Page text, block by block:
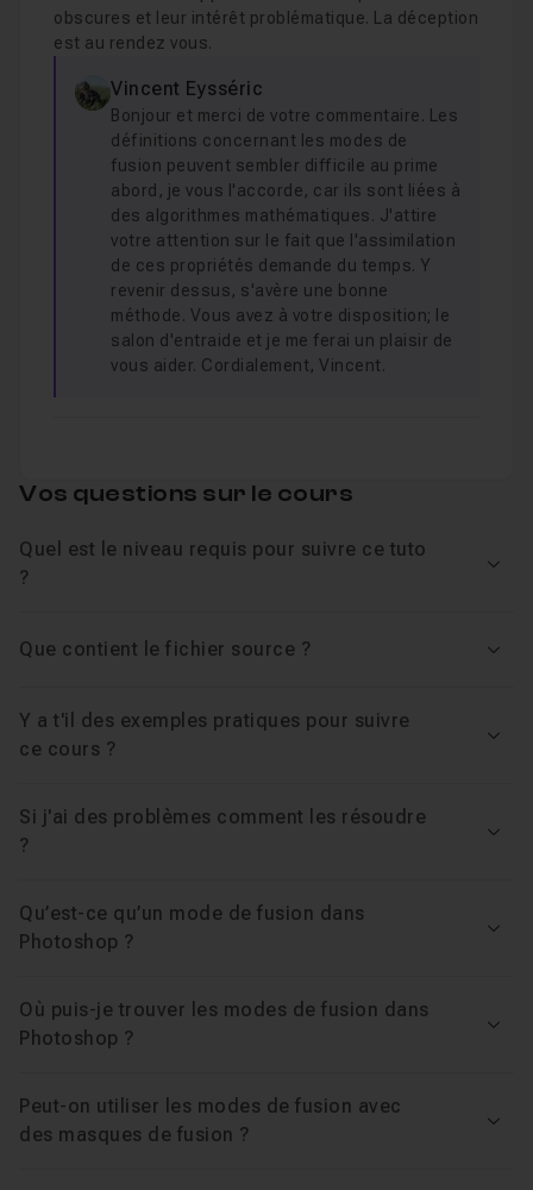
obscures et leur intérêt problématique. La déception
est au rendez vous.
Vincent Eysséric
Bonjour et merci de votre commentaire. Les
définitions concernant les modes de
fusion peuvent sembler difficile au prime
abord, je vous l'accorde, car ils sont liées à
des algorithmes mathématiques. J'attire
votre attention sur le fait que l'assimilation
de ces propriétés demande du temps. Y
revenir dessus, s'avère une bonne
méthode. Vous avez à votre disposition; le
salon d'entraide et je me ferai un plaisir de
vous aider. Cordialement, Vincent.
Vos questions sur le cours
Quel est le niveau requis pour suivre ce tuto
?
Que contient le fichier source ?
Y a t'il des exemples pratiques pour suivre
ce cours ?
Si j'ai des problèmes comment les résoudre
?
Qu’est-ce qu’un mode de fusion dans
Photoshop ?
Où puis-je trouver les modes de fusion dans
Photoshop ?
Peut-on utiliser les modes de fusion avec
des masques de fusion ?